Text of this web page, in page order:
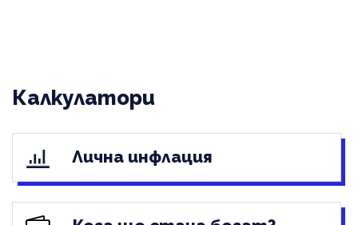
Калкулатори
Лична инфлация